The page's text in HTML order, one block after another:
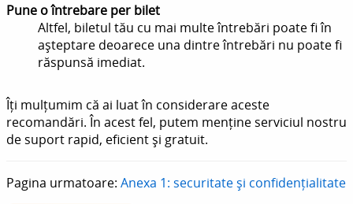
Pune o întrebare per bilet
Altfel, biletul tău cu mai multe întrebări poate fi în
așteptare deoarece una dintre întrebări nu poate fi
răspunsă imediat.
Îți mulțumim că ai luat în considerare aceste
recomandări. În acest fel, putem menține serviciul nostru
de suport rapid, eficient și gratuit.
Pagina urmatoare: Anexa 1: securitate și confidențialitate